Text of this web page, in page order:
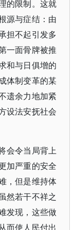
的限制。这就
源与症结：由
担不起引发多
一面骨牌被推
和与日俱增的
体制变革的某
遗余力地加紧
设法安抚社会
会令当局背上
加严重的安全
，但是维持体
然若干不祥之
发现，这些做
而使人民付出